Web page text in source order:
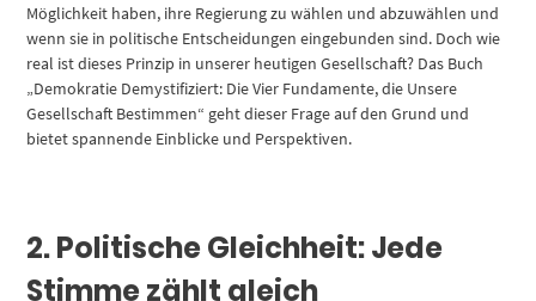
Möglichkeit haben, ihre Regierung zu wählen und abzuwählen und
wenn sie in politische Entscheidungen eingebunden sind. Doch wie
real ist dieses Prinzip in unserer heutigen Gesellschaft? Das Buch
„Demokratie Demystifiziert: Die Vier Fundamente, die Unsere
Gesellschaft Bestimmen“ geht dieser Frage auf den Grund und
bietet spannende Einblicke und Perspektiven.
2. Politische Gleichheit: Jede
Stimme zählt gleich